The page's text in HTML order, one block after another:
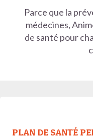
Parce que la
médecines,
de santé pour
PLAN DE SANTÉ